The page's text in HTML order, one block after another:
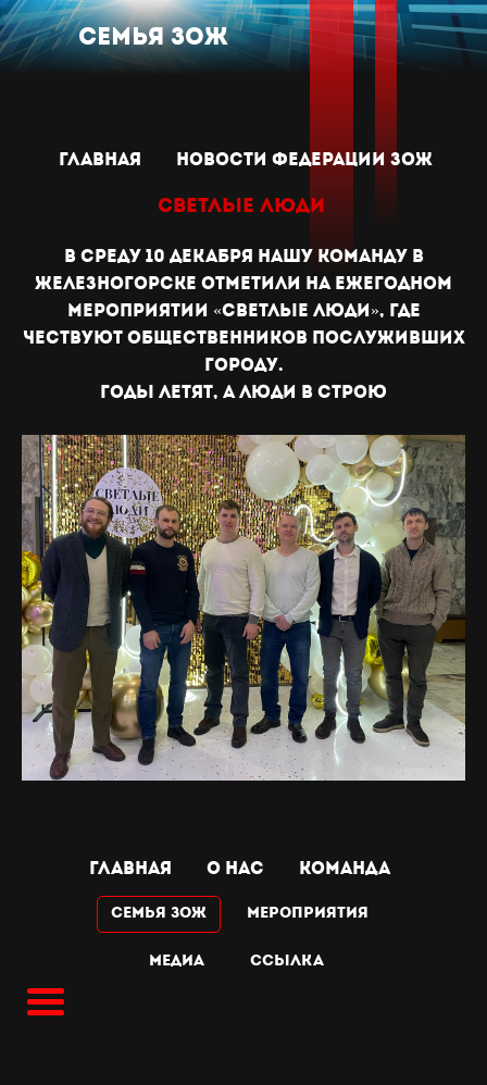
Семья ЗОЖ
главная новости Федерации зож
Светлые люди
В среду 10 декабря нашу команду в
Железногорске отметили на ежегодном
мероприятии «Светлые люди», где
чествуют общественников послуживших
городу.
Годы летят, а люди в строю
ГЛАВНАЯ О НАС КОМАНДА
Семья ЗОЖ МЕРОПРИЯТИЯ
МЕДИА Ссылка